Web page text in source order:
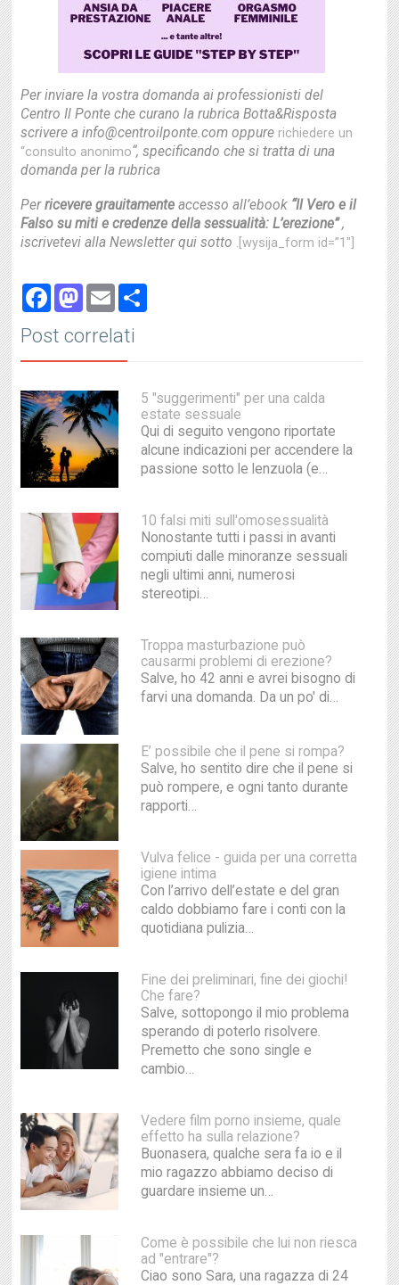
Per inviare la vostra domanda ai professionisti del
Centro Il Ponte che curano la rubrica Botta&Risposta
scrivere a info@centroilponte.com oppure richiedere un
“consulto anonimo“, specificando che si tratta di una
domanda per la rubrica
Perricevere grauitamenteaccesso all’ebook “Il Vero e il
Falso su miti e credenze della sessualità: L’erezione”,
iscrivetevi alla Newsletter qui sotto .[wysija_form id=”1″]
Facebook
Mastodon
Email
Post correlati
5 "suggerimenti" per una calda
estate sessuale
Qui di seguito vengono riportate
alcune indicazioni per accendere la
passione sotto le lenzuola (e…
10 falsi miti sull'omosessualità
Nonostante tutti i passi in avanti
compiuti dalle minoranze sessuali
negli ultimi anni, numerosi
stereotipi…
Troppa masturbazione può
causarmi problemi di erezione?
Salve, ho 42 anni e avrei bisogno di
farvi una domanda. Da un po' di…
E’ possibile che il pene si rompa?
Salve, ho sentito dire che il pene si
può rompere, e ogni tanto durante
rapporti…
Vulva felice - guida per una corretta
igiene intima
Con l’arrivo dell’estate e del gran
caldo dobbiamo fare i conti con la
quotidiana pulizia…
Fine dei preliminari, fine dei giochi!
Che fare?
Salve, sottopongo il mio problema
sperando di poterlo risolvere.
Premetto che sono single e
cambio…
Vedere film porno insieme, quale
effetto ha sulla relazione?
Buonasera, qualche sera fa io e il
mio ragazzo abbiamo deciso di
guardare insieme un…
Come è possibile che lui non riesca
ad "entrare"?
Ciao sono Sara, una ragazza di 24